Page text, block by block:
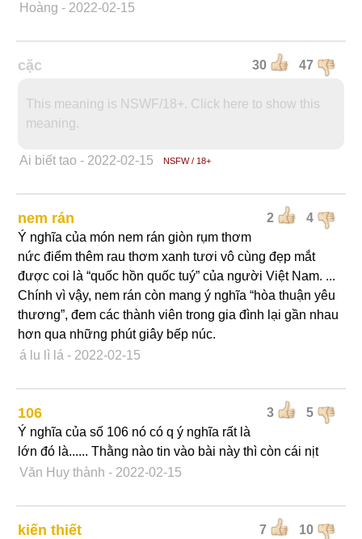
Hoàng - 2022-02-15
30 47
cặc
This meaning is NSWF/18+. Click here to show this
meaning.
Ai biết tao - 2022-02-15 NSFW / 18+
2 4
nem rán
Ý nghĩa của món nem rán giòn rụm thơm
nức điểm thêm rau thơm xanh tươi vô cùng đẹp mắt
được coi là “quốc hồn quốc tuý” của người Việt Nam. ...
Chính vì vậy, nem rán còn mang ý nghĩa “hòa thuận yêu
thương”, đem các thành viên trong gia đình lại gần nhau
hơn qua những phút giây bếp núc.
á lu lì lá - 2022-02-15
3 5
106
Ý nghĩa của số 106 nó có q ý nghĩa rất là
lớn đó là...... Thằng nào tin vào bài này thì còn cái nịt
Văn Huy thành - 2022-02-15
7 10
kiến thiết